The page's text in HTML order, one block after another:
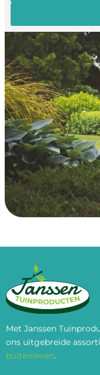
Met Janssen
ons uitgebreide
buitenleven.